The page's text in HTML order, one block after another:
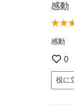
感動
感動
0
役に